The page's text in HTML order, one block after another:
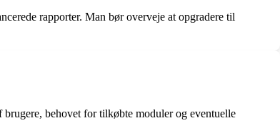
rapporter. Man bør overveje at opgradere til
behovet for tilkøbte moduler og eventuelle